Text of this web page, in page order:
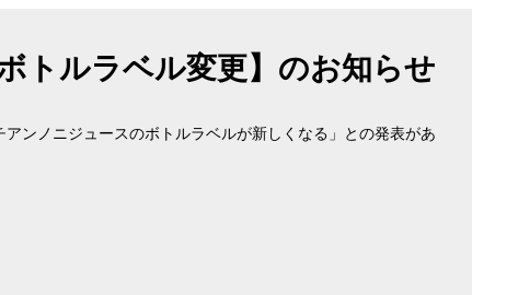
トルラベル変更】のお知らせ
ンノニジュースのボトルラベルが新しくなる」との発表があ